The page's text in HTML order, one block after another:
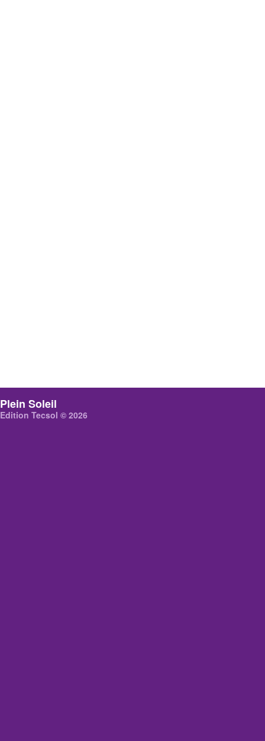
Plein Soleil
Edition Tecsol © 2026